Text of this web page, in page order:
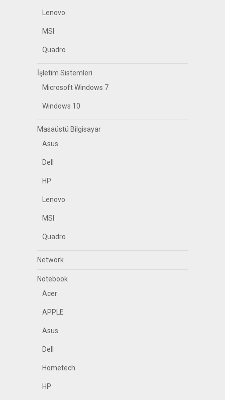
Lenovo
MSI
Quadro
İşletim Sistemleri
Microsoft Windows 7
Windows 10
Masaüstü Bilgisayar
Asus
Dell
HP
Lenovo
MSI
Quadro
Network
Notebook
Acer
APPLE
Asus
Dell
Hometech
HP